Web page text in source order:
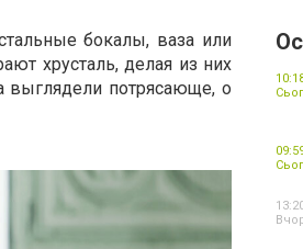
бокалы, ваза или
хрусталь, делая из них
выглядели потрясающе, о